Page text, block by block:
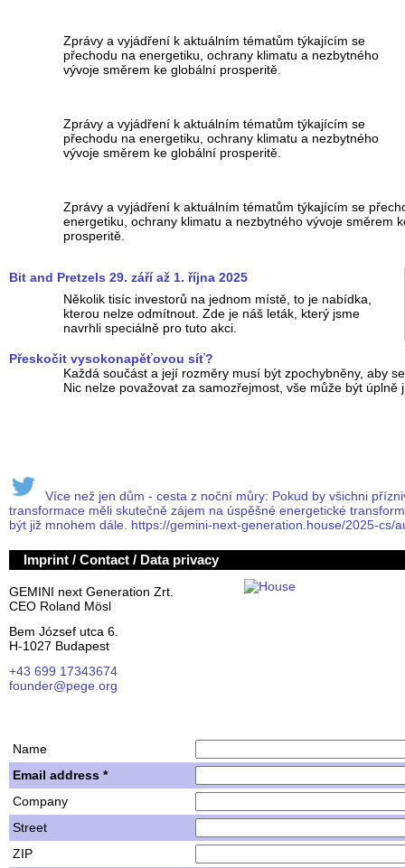
Zprávy a vyjádření k aktuálním tématům týkajícím se
přechodu na energetiku, ochrany klimatu a nezbytného
vývoje směrem ke globální prosperitě.
Zprávy a vyjádření k aktuálním tématům týkajícím se
přechodu na energetiku, ochrany klimatu a nezbytného
vývoje směrem ke globální prosperitě.
Zprávy a vyjádření k aktuálním tématům týkajícím se
energetiku, ochrany klimatu a nezbytného vývoje směrem
prosperitě.
Bit and Pretzels 29. září až 1. října 2025
Několik tisíc investorů na jednom místě, to je nabídka,
kterou nelze odmítnout. Zde je náš leták, který jsme
navrhli speciálně pro tuto akci.
Přeskočit vysokonapěťovou síť?
Každá součást a její rozměry musí být zpochybněny, aby
Nic nelze považovat za samozřejmost, vše může být úplně
Více než jen dům - cesta z noční můry: Pokud by všichni
transformace měli skutečně zájem na úspěšné energetické
být již mnohem dále. https://gemini-next-generation.house/2025-cs/
Imprint / Contact / Data privacy
GEMINI next Generation Zrt.
CEO Roland Mösl
Bem József utca 6.
H-1027 Budapest
+43 699 17343674
founder@pege.org
Name
Email address *
Company
Street
ZIP